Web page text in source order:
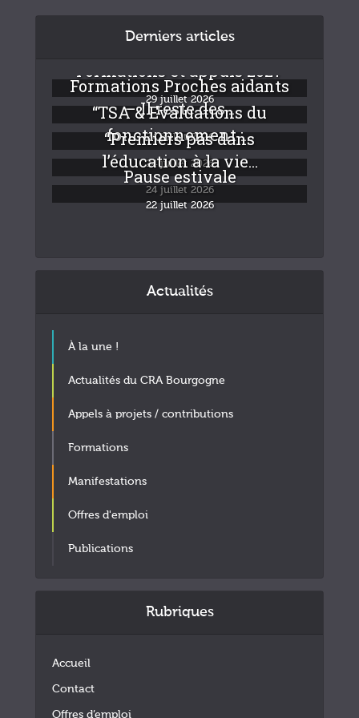
Derniers articles
Formations et appuis 2027
29 juillet 2026
Formations Proches aidants
– Il reste des...
24 juillet 2026
“TSA & Evaluations du
fonctionnement :...
24 juillet 2026
“Premiers pas dans
l’éducation à la vie...
24 juillet 2026
Pause estivale
22 juillet 2026
Actualités
À la une !
Actualités du CRA Bourgogne
Appels à projets / contributions
Formations
Manifestations
Offres d'emploi
Publications
Rubriques
Accueil
Contact
Offres d’emploi